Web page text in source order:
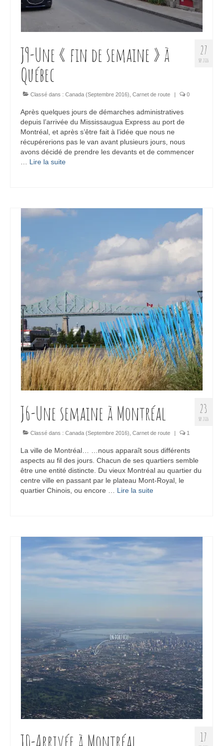
27
SEP 2016
J9-Une « fin de semaine » à
Québec
Classé dans : Canada (Septembre 2016) Carnet de route | 0
Après quelques jours de démarches administratives
depuis l’arrivée du Mississaugua Express au port de
Montréal, et après s’être fait à l’idée que nous ne
récupérerions pas le van avant plusieurs jours, nous
avons décidé de prendre les devants et de commencer
Lire la suite­­
23
SEP 2016
J6-Une semaine à Montréal
Classé dans : Canada (Septembre 2016) Carnet de route | 1
La ville de Montréal… …nous apparaît sous différents
aspects au fil des jours. Chacun de ses quartiers semble
être une entité distincte. Du vieux Montréal au quartier du
centre ville en passant par le plateau Mont-Royal, le
quartier Chinois, ou encore … Lire la suite­­
17